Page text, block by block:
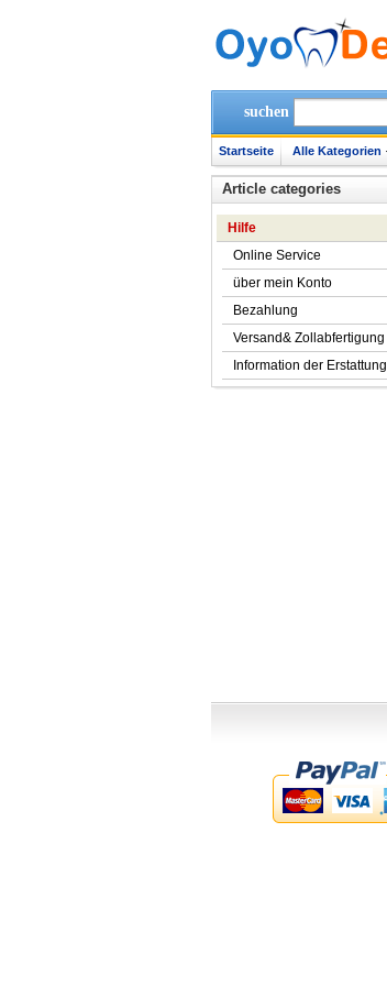
suchen
Startseite Alle Kategorien
Article categories
Hilfe
Online Service
über mein Konto
Bezahlung
Versand& Zollabfertigung
Information der Erstattung